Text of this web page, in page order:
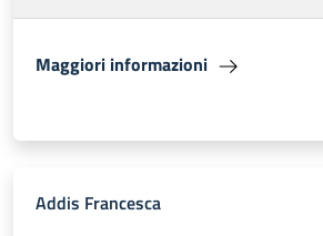
Maggiori informazioni
Addis Francesca